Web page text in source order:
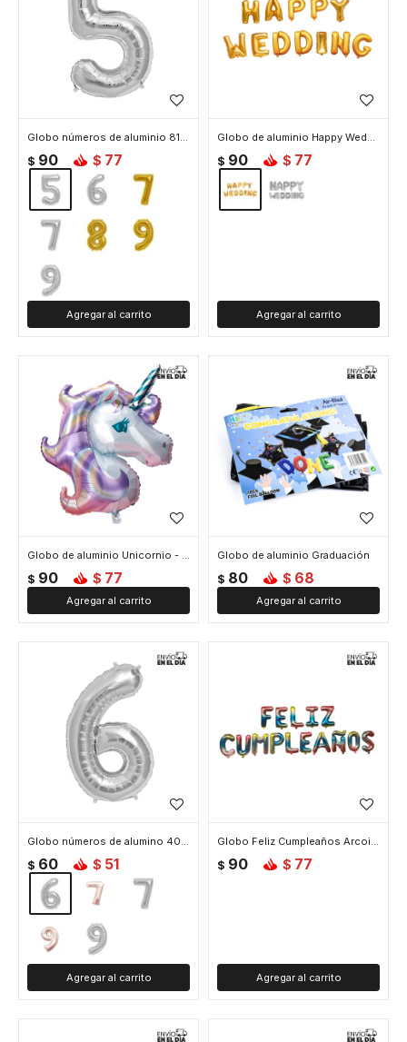
Globo números de aluminio 81 cm - 5 Plata
$ 90 $ 77
Globo de aluminio Happy Wedding - Dorado
$ 90 $ 77
Globo de aluminio Unicornio - Violeta
$ 90 $ 77
Globo de aluminio Graduación
$ 80 $ 68
Globo números de alumino 40 cm - 6 Plata
$ 60 $ 51
Globo Feliz Cumpleaños Arcoiris
$ 90 $ 77